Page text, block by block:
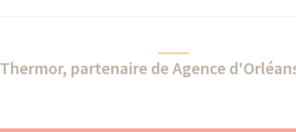
Thermor, partenaire de Agence